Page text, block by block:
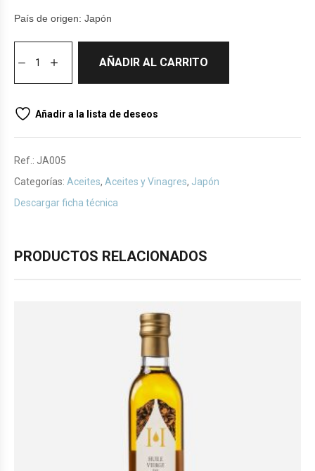
País de origen: Japón
AÑADIR AL CARRITO
Añadir a la lista de deseos
Ref.: JA005
Categorías: Aceites, Aceites y Vinagres, Japón
Descargar ficha técnica
PRODUCTOS RELACIONADOS